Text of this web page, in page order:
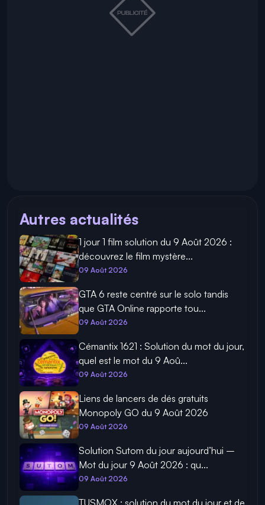
Autres actualités
1 jour 1 film solution du 9 Août 2026 :
découvrez le film mystère...
09 Août 2026
GTA 6 reste centré sur le solo tandis
que GTA Online rapporte tou...
09 Août 2026
Cémantix 1621 : Solution du mot du jour,
quel est le mot du 9 Aoû...
09 Août 2026
Liens de lancers de dés gratuits
Monopoly GO du 9 Août 2026
09 Août 2026
Solution Sutom du jour aujourd’hui –
Mot du jour 9 Août 2026 : qu...
09 Août 2026
TUSMOX : solution du mot du jour et de